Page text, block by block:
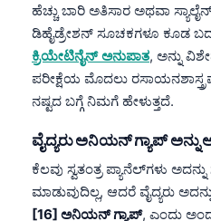
ಹೆಚ್ಚು ಬಾರಿ ಅತಿಸಾರ ಅಥವಾ
ಡಿಹೈಡ್ರೇಶನ್ ಸೂಚಕಗಳೂ ಕೂಡ
ಕ್ರಿಯೇಟಿನೈನ್ ಅನುಪಾತ, ಅನ್ನು
ಪರೀಕ್ಷೆಯ ಮೊದಲು
ನಷ್ಟದ ಬಗ್ಗೆ ನಿಮಗೆ ಹೇಳುತ್ತದೆ.
ವೈದ್ಯರು ಅನಿಯನ್ ಗ್ಯಾಪ್
ಕೆಲವು ಸ್ವತಂತ್ರ ಪ್ಯಾನೆಲ್‌ಗಳು
ಮಾಡುವುದಿಲ್ಲ, ಆದರೆ ವೈದ್ಯರು
[16] ಅನಿಯನ್ ಗ್ಯಾಪ್, ಎಂದು
Suomi
Hrvatski
Slovenčina
كوردی‎
پښتو
සිංහල